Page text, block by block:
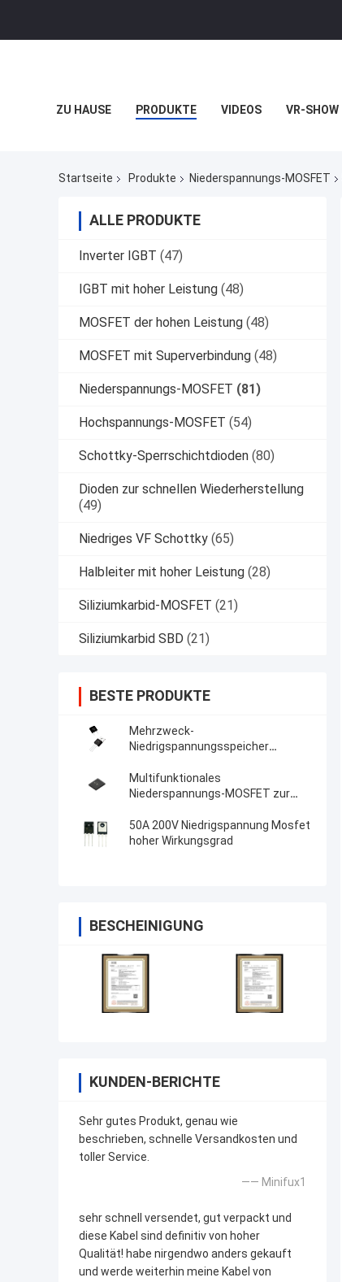
ZU HAUSE PRODUKTE VIDEOS VR-SHOW
Startseite Produkte Niederspannungs-MOSFET
ALLE PRODUKTE
Inverter IGBT (47)
IGBT mit hoher Leistung (48)
MOSFET der hohen Leistung (48)
MOSFET mit Superverbindung (48)
Niederspannungs-MOSFET (81)
Hochspannungs-MOSFET (54)
Schottky-Sperrschichtdioden (80)
Dioden zur schnellen Wiederherstellung
(49)
Niedriges VF Schottky (65)
Halbleiter mit hoher Leistung (28)
Siliziumkarbid-MOSFET (21)
Siliziumkarbid SBD (21)
BESTE PRODUKTE
Mehrzweck-
Niedrigspannungsspeicher
ununterbrochenen
Stromversorgung
Multifunktionales
Niederspannungs-MOSFET zur
50A 200V Niedrigspannung Mosfet
hoher Wirkungsgrad
BESCHEINIGUNG
KUNDEN-BERICHTE
Sehr gutes Produkt, genau wie
beschrieben, schnelle Versandkosten und
toller Service.
—— Minifux1
sehr schnell versendet, gut verpackt und
diese Kabel sind definitiv von hoher
Qualität! habe nirgendwo anders gekauft
und werde weiterhin meine Kabel von